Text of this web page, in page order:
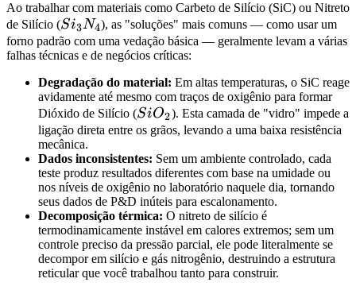
Ao trabalhar com materiais como Carbeto de Silício (SiC) ou Nitreto
de Silício (Si_3N_4
Si3N4), as "soluções" mais comuns — como usar um
forno padrão com uma vedação básica — geralmente levam a várias
falhas técnicas e de negócios críticas:
Degradação do material: Em altas temperaturas, o SiC reage
avidamente até mesmo com traços de oxigênio para formar
Dióxido de Silício (SiO_2
SiO2). Esta camada de "vidro" impede a
ligação direta entre os grãos, levando a uma baixa resistência
mecânica.
Dados inconsistentes: Sem um ambiente controlado, cada
teste produz resultados diferentes com base na umidade ou
nos níveis de oxigênio no laboratório naquele dia, tornando
seus dados de P&D inúteis para escalonamento.
Decomposição térmica: O nitreto de silício é
termodinamicamente instável em calores extremos; sem um
controle preciso da pressão parcial, ele pode literalmente se
decompor em silício e gás nitrogênio, destruindo a estrutura
reticular que você trabalhou tanto para construir.